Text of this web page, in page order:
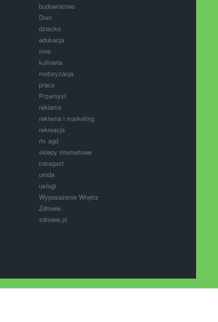
budownictwo
Dom
dziecko
edukacja
inne
kulinaria
motoryzacja
praca
Przemysł
reklama
reklama i marketing
rekreacja
rtv agd
sklepy internetowe
transport
uroda
usługi
Wyposażenie Wnętrz
Zdrowie
zdrowie.pl